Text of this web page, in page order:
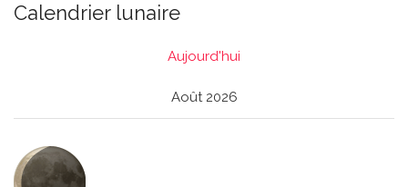
Calendrier lunaire
Aujourd'hui
Août 2026